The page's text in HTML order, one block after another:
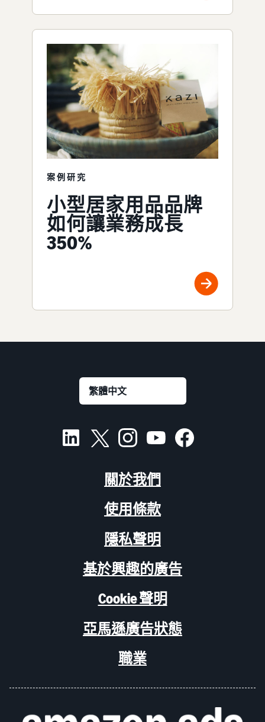
案例研究
小型居家用品品牌
如何讓業務成長
350%
關於我們
使用條款
隱私聲明
基於興趣的廣告
Cookie 聲明
亞馬遜廣告狀態
職業